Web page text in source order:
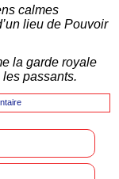
calmes
lieu de Pouvoir
la garde royale
les passants.